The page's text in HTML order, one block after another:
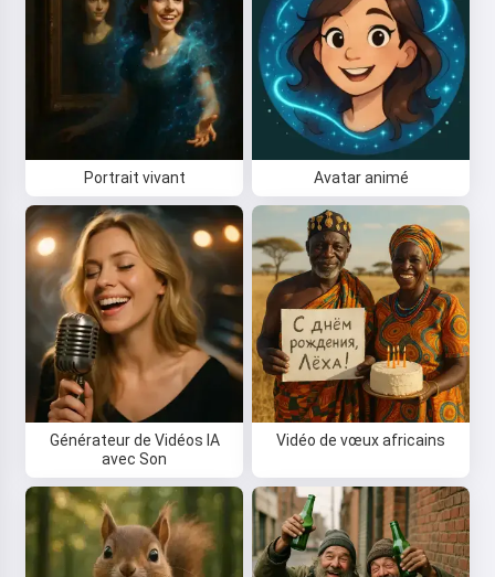
Portrait vivant Avatar animé
Générateur de Vidéos IA
avec Son
Vidéo de vœux africains